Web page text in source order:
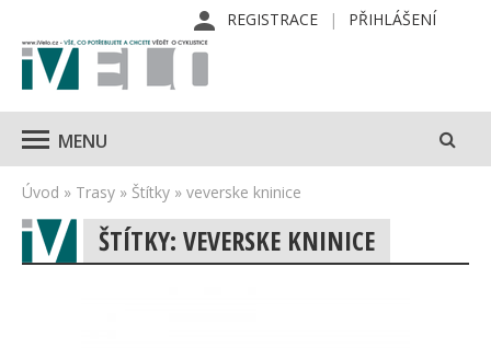
REGISTRACE PŘIHLÁŠENÍ
MENU
Úvod » Trasy » Štítky » veverske kninice
ŠTÍTKY: VEVERSKE KNINICE